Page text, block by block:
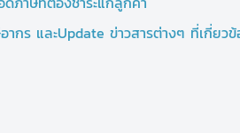
กร และUpdate ข่าวสารต่างๆ ที่เกี่ยว